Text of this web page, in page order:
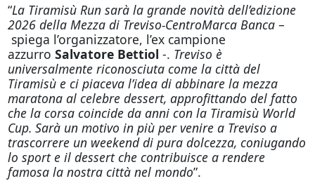
“La Tiramisù Run sarà la grande novità dell’edizione
2026 della Mezza di Treviso-CentroMarca Banca –
spiega l’organizzatore, l’ex campione
azzurro Salvatore Bettiol -. Treviso è
universalmente riconosciuta come la città del
Tiramisù e ci piaceva l’idea di abbinare la mezza
maratona al celebre dessert, approfittando del fatto
che la corsa coincide da anni con la Tiramisù World
Cup. Sarà un motivo in più per venire a Treviso a
trascorrere un weekend di pura dolcezza, coniugando
lo sport e il dessert che contribuisce a rendere
famosa la nostra città nel mondo”.